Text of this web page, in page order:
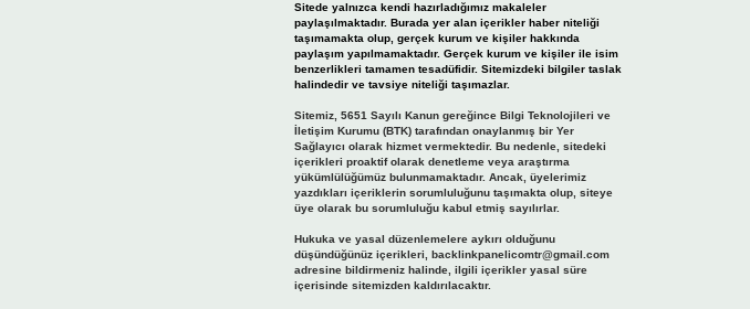
Sitede yalnızca kendi hazırladığımız makaleler
paylaşılmaktadır. Burada yer alan içerikler haber niteliği
taşımamakta olup, gerçek kurum ve kişiler hakkında
paylaşım yapılmamaktadır. Gerçek kurum ve kişiler ile isim
benzerlikleri tamamen tesadüfidir. Sitemizdeki bilgiler taslak
halindedir ve tavsiye niteliği taşımazlar.
Sitemiz, 5651 Sayılı Kanun gereğince Bilgi Teknolojileri ve
İletişim Kurumu (BTK) tarafından onaylanmış bir Yer
Sağlayıcı olarak hizmet vermektedir. Bu nedenle, sitedeki
içerikleri proaktif olarak denetleme veya araştırma
yükümlülüğümüz bulunmamaktadır. Ancak, üyelerimiz
yazdıkları içeriklerin sorumluluğunu taşımakta olup, siteye
üye olarak bu sorumluluğu kabul etmiş sayılırlar.
Hukuka ve yasal düzenlemelere aykırı olduğunu
düşündüğünüz içerikleri, backlinkpanelicomtr@gmail.com
adresine bildirmeniz halinde, ilgili içerikler yasal süre
içerisinde sitemizden kaldırılacaktır.